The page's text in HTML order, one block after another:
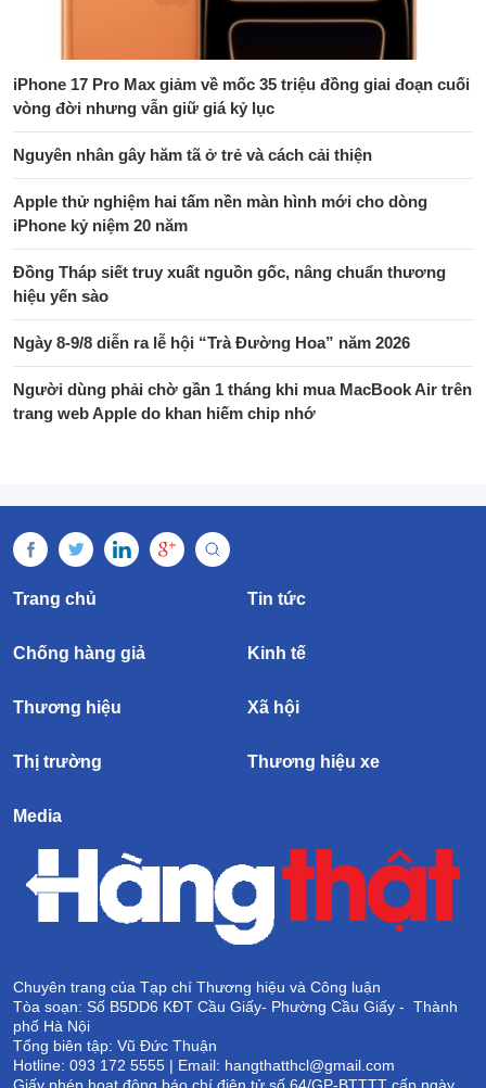
iPhone 17 Pro Max giảm về mốc 35 triệu đồng giai đoạn cuối
vòng đời nhưng vẫn giữ giá kỷ lục
Nguyên nhân gây hăm tã ở trẻ và cách cải thiện
Apple thử nghiệm hai tấm nền màn hình mới cho dòng
iPhone kỷ niệm 20 năm
Đồng Tháp siết truy xuất nguồn gốc, nâng chuẩn thương
hiệu yến sào
Ngày 8-9/8 diễn ra lễ hội “Trà Đường Hoa” năm 2026
Người dùng phải chờ gần 1 tháng khi mua MacBook Air trên
trang web Apple do khan hiếm chip nhớ
Trang chủ Tin tức
Chống hàng giả Kinh tế
Thương hiệu Xã hội
Thị trường Thương hiệu xe
Media
Chuyên trang của Tạp chí Thương hiệu và Công luận
Tòa soạn: Số B5DD6 KĐT Cầu Giấy- Phường Cầu Giấy - Thành
phố Hà Nội
Tổng biên tập: Vũ Đức Thuận
Hotline: 093 172 5555 | Email: hangthatthcl@gmail.com